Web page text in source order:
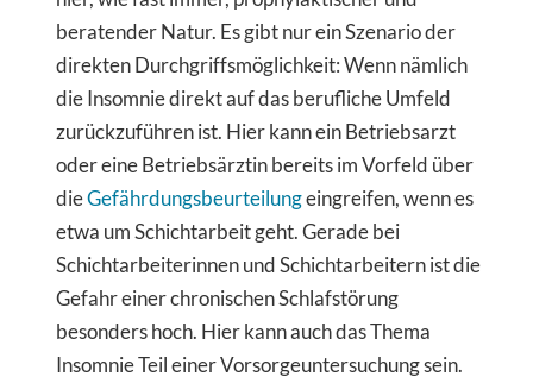
beratender Natur. Es gibt nur ein Szenario der
direkten Durchgriffsmöglichkeit: Wenn nämlich
die Insomnie direkt auf das berufliche Umfeld
zurückzuführen ist. Hier kann ein Betriebsarzt
oder eine Betriebsärztin bereits im Vorfeld über
dieGefährdungsbeurteilungeingreifen, wenn es
etwa um Schichtarbeit geht. Gerade bei
Schichtarbeiterinnen und Schichtarbeitern ist die
Gefahr einer chronischen Schlafstörung
besonders hoch. Hier kann auch das Thema
Insomnie Teil einer Vorsorgeuntersuchung sein.